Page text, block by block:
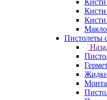
Кисти
Кисти
Кисти
Пистолеты